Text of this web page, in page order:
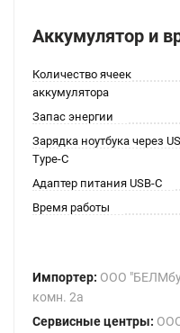
Аккумулятор и
Количество ячеек
аккумулятора
Запас энергии
Зарядка ноутбука через
Type-C
Адаптер питания USB-C
Время работы
Импортер: ООО
комн. 2а
Сервисные центры: